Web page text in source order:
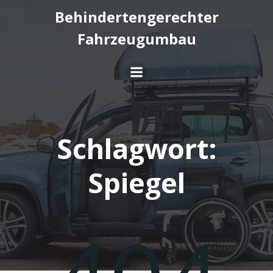
zum
Inhalt
Behindertengerechter
Fahrzeugumbau
Schlagwort:
Spiegel